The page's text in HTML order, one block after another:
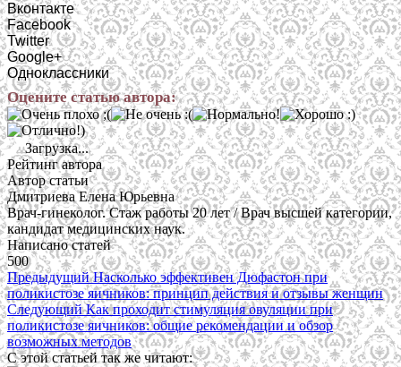
Вконтакте
Facebook
Twitter
Google+
Одноклассники
Оцените статью автора:
Загрузка...
Рейтинг автора
Автор статьи
Дмитриева Елена Юрьевна
Врач-гинеколог. Стаж работы 20 лет / Врач высшей категории,
кандидат медицинских наук.
Написано статей
500
ПредыдущийНасколько эффективен Дюфастон при
поликистозе яичников: принцип действия и отзывы женщин
СледующийКак проходит стимуляция овуляции при
поликистозе яичников: общие рекомендации и обзор
возможных методов
С этой статьей так же читают: